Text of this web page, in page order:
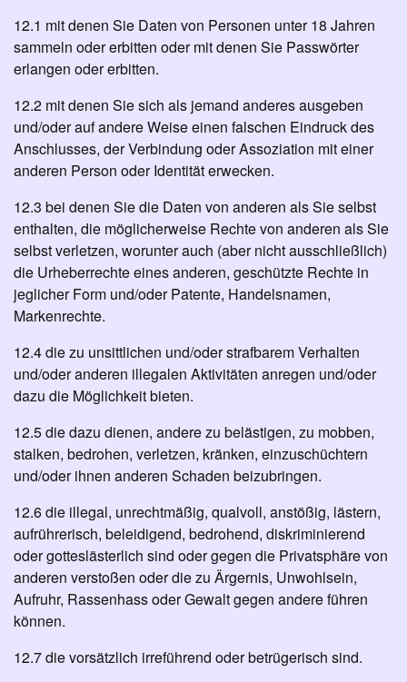
12.1 mit denen Sie Daten von Personen unter 18 Jahren
sammeln oder erbitten oder mit denen Sie Passwörter
erlangen oder erbitten.
12.2 mit denen Sie sich als jemand anderes ausgeben
und/oder auf andere Weise einen falschen Eindruck des
Anschlusses, der Verbindung oder Assoziation mit einer
anderen Person oder Identität erwecken.
12.3 bei denen Sie die Daten von anderen als Sie selbst
enthalten, die möglicherweise Rechte von anderen als Sie
selbst verletzen, worunter auch (aber nicht ausschließlich)
die Urheberrechte eines anderen, geschützte Rechte in
jeglicher Form und/oder Patente, Handelsnamen,
Markenrechte.
12.4 die zu unsittlichen und/oder strafbarem Verhalten
und/oder anderen illegalen Aktivitäten anregen und/oder
dazu die Möglichkeit bieten.
12.5 die dazu dienen, andere zu belästigen, zu mobben,
stalken, bedrohen, verletzen, kränken, einzuschüchtern
und/oder ihnen anderen Schaden beizubringen.
12.6 die illegal, unrechtmäßig, qualvoll, anstößig, lästern,
aufrührerisch, beleidigend, bedrohend, diskriminierend
oder gotteslästerlich sind oder gegen die Privatsphäre von
anderen verstoßen oder die zu Ärgernis, Unwohlsein,
Aufruhr, Rassenhass oder Gewalt gegen andere führen
können.
12.7 die vorsätzlich irreführend oder betrügerisch sind.